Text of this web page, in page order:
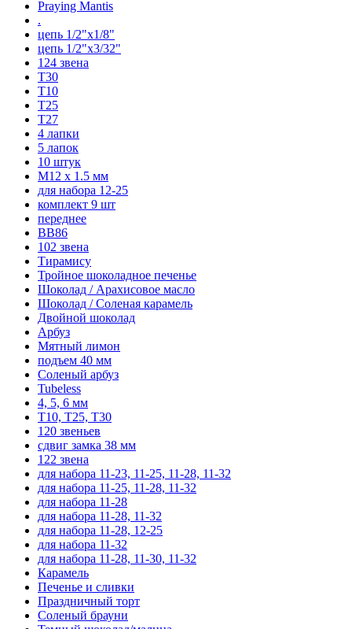
Praying Mantis
.
цепь 1/2"x1/8"
цепь 1/2"x3/32"
124 звена
T30
T10
T25
T27
4 лапки
5 лапок
10 штук
М12 x 1.5 мм
для набора 12-25
комплект 9 шт
переднее
BB86
102 звена
Тирамису
Тройное шоколадное печенье
Шоколад / Арахисовое масло
Шоколад / Соленая карамель
Двойной шоколад
Арбуз
Мятный лимон
подъем 40 мм
Соленый арбуз
Tubeless
4, 5, 6 мм
T10, T25, T30
120 звеньев
сдвиг замка 38 мм
122 звена
для набора 11-23, 11-25, 11-28, 11-32
для набора 11-25, 11-28, 11-32
для набора 11-28
для набора 11-28, 11-32
для набора 11-28, 12-25
для набора 11-32
для набора 11-28, 11-30, 11-32
Карамель
Печенье и сливки
Праздничный торт
Соленый брауни